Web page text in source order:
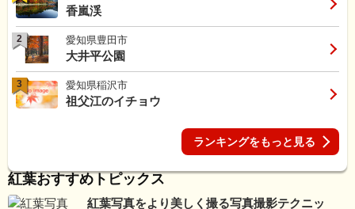
香嵐渓
2 愛知県豊田市
大井平公園
3 愛知県稲沢市
祖父江のイチョウ
ランキングをもっと見る
紅葉おすすめトピックス
紅葉写真をより美しく撮る写真撮影テクニッ